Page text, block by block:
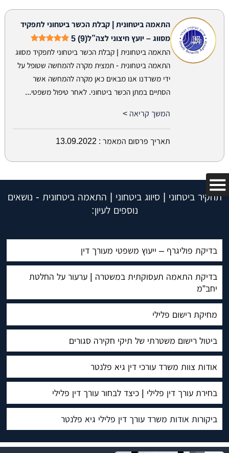
התאמה ביטחונית | קבלת הכשר ביטחוני לתפקיד
מסווג – יועץ חיצוני לצה”ל5 (9)
התאמה ביטחונית | קבלת הכשר ביטחוני לתפקיד מסווג
התאמה ביטחונית - תמצית מקרה להמחשה שטופל על
ידי משרדנו אנו מבאים כאן מקרה להמחשה אשר
הסתיים במתן הכשר ביטחוני. לאחר טיפול משפטי...
המשך קריאה >
תאריך פרסום המאמר : 13.09.2022
תחקיר ביטחוני | סיווג ביטחוני | התאמה ביטחונית - נושאים
נוספים לעיון:
בדיקת פוליגרף – ייעוץ משפטי מעורך דין
בדיקת התאמה תעסוקתית במשטרה | ערעור על החלטת
יחב”מ
מחיקת רישום פלילי
ביטול רישום משטרתי של תיקי חקירה סגורים
אודות צוות משרד עורכי דין גיא פלנטר
בחירת עורך דין פלילי | כיצד לבחור עורך דין פלילי
ביקורות אודות משרד עורך דין פלילי גיא פלנטר